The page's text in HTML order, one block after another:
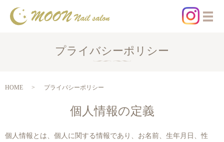
プライバシーポリシー
HOME プライバシーポリシー
個人情報の定義
個人情報とは、個人に関する情報であり、お名前、生年月日、性